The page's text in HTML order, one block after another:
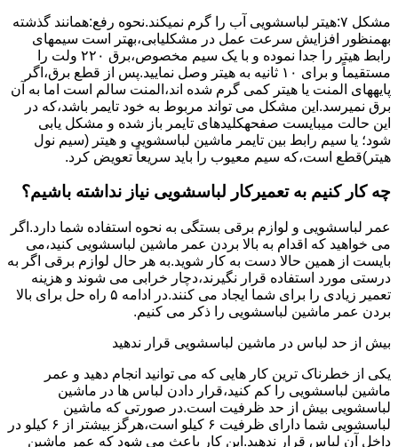
مشکل ۷:ﻫﯿﺘﺮ لباسشویی آب را ﮔﺮم نمیکند.نحوه رﻓﻊ:ﻫﻤﺎﻧﻨﺪ ﮔﺬﺷﺘﻪ
بهمنظور اﻓﺰاﯾﺶ ﺳﺮﻋﺖ ﻋﻤﻞ در مشکلیابی،بهتر است سیمهای
راﺑﻂ ﻫﯿﺘﺮ را ﺟﺪا ﻧﻤﻮده و ﺑﺎ ﯾﮏ ﺳﯿﻢ ﻣﺨﺼﻮص،برق ۲۲۰ ولت را
مستقیماً و برای ۱۰ ﺛﺎﻧﯿﻪ ﺑﻪ ﻫﯿﺘﺮ وصل نمایید.ﭘﺲ از ﻗﻄﻊ ﺑﺮق،اﮔﺮ
پایههای اﻟﻤﻨﺖ یا هیتر کمی ﮔﺮم ﺷﺪه اند،اﻟﻤﻨﺖ ﺳﺎﻟﻢ است اما ﺑﻪ آن
ﺑﺮق نمیرسد.اﯾﻦ ﻣﺸﮑﻞ می تواند مربوط به ﺧﻮد ﺗﺎﯾﻤﺮ باشد،ﮐﻪ در
این حالت میبایست صفحهکلیدهای ﺗﺎﯾﻤﺮ باز شده و مشکل یابی
شود؛ ﯾﺎ ﺳﯿﻢ راﺑﻂ ﺑﯿﻦ ﺗﺎﯾﻤﺮ ماشین لباسشویی و ﻫﯿﺘﺮ (سیم ﻧﻮل
ﻫﯿﺘﺮ)ﻗﻄﻊ اﺳﺖ،ﮐﻪ ﺳﯿﻢ ﻣﻌﯿﻮب را ﺑﺎﯾﺪ سریعاً ﺗﻌﻮﯾﺾ کرد.
چه کار کنیم به تعمیرکار لباسشویی نیاز نداشته باشیم؟
عمر لباسشویی و لوازم برقی بستگی به نحوه استفاده شما دارد.اگر
می خواهید که اقدام به بالا بردن عمر ماشین لباسشویی کنید،می
بایست از همین حالا دست به کار شوید.به هر حال لوازم برقی اگر به
درستی مورد استفاده قرار نگیرند،دچار خرابی می شوند و هزینه
تعمیر زیادی را برای شما ایجاد می کنند.در ادامه ۵ راه حل برای بالا
بردن عمر ماشین لباسشویی را ذکر می کنیم.
بیش از حد لباس در ماشین لباسشویی قرار ندهید
یکی از خطرناک ترین کار هایی که می توانید انجام دهید و عمر
ماشین لباسشویی را کم کنید،قرار دادن لباس ها در ماشین
لباسشویی بیش از حد ظرفیت است.در صورتی که ماشین
لباسشویی شما دارای ظرفیت ۶ کیلو است،هرگز بیشتر از ۶ کیلو در
داخل آن لباس قرار ندهید.این کار باعث می شود که عمر ماشین